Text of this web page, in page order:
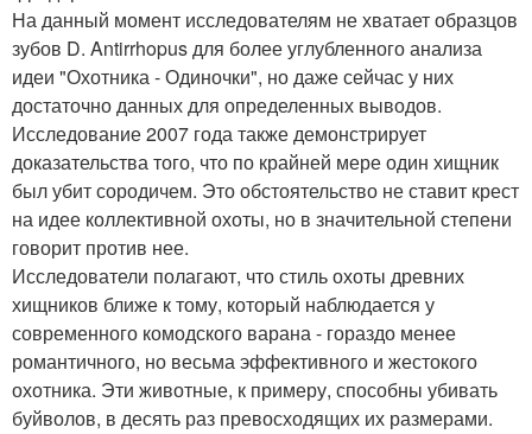
На данный момент исследователям не хватает образцов
зубов D. Antirrhopus для более углубленного анализа
идеи "Охотника - Одиночки", но даже сейчас у них
достаточно данных для определенных выводов.
Исследование 2007 года также демонстрирует
доказательства того, что по крайней мере один хищник
был убит сородичем. Это обстоятельство не ставит крест
на идее коллективной охоты, но в значительной степени
говорит против нее.
Исследователи полагают, что стиль охоты древних
хищников ближе к тому, который наблюдается у
современного комодского варана - гораздо менее
романтичного, но весьма эффективного и жестокого
охотника. Эти животные, к примеру, способны убивать
буйволов, в десять раз превосходящих их размерами.